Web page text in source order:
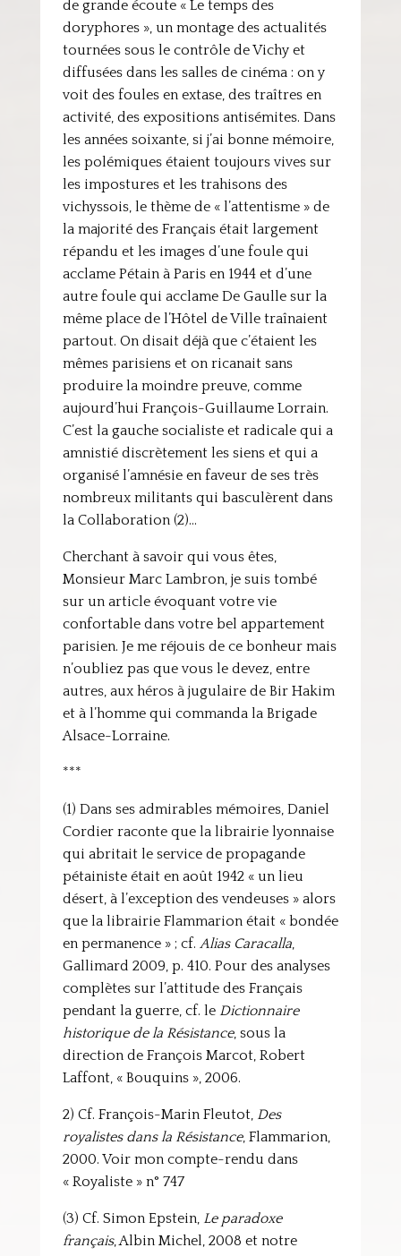
de grande écoute « Le temps des
doryphores », un montage des actualités
tournées sous le contrôle de Vichy et
diffusées dans les salles de cinéma : on y
voit des foules en extase, des traîtres en
activité, des expositions antisémites. Dans
les années soixante, si j’ai bonne mémoire,
les polémiques étaient toujours vives sur
les impostures et les trahisons des
vichyssois, le thème de « l’attentisme » de
la majorité des Français était largement
répandu et les images d’une foule qui
acclame Pétain à Paris en 1944 et d’une
autre foule qui acclame De Gaulle sur la
même place de l’Hôtel de Ville traînaient
partout. On disait déjà que c’étaient les
mêmes parisiens et on ricanait sans
produire la moindre preuve, comme
aujourd’hui François-Guillaume Lorrain.
C’est la gauche socialiste et radicale qui a
amnistié discrètement les siens et qui a
organisé l’amnésie en faveur de ses très
nombreux militants qui basculèrent dans
la Collaboration (2)…
Cherchant à savoir qui vous êtes,
Monsieur Marc Lambron, je suis tombé
sur un article évoquant votre vie
confortable dans votre bel appartement
parisien. Je me réjouis de ce bonheur mais
n’oubliez pas que vous le devez, entre
autres, aux héros à jugulaire de Bir Hakim
et à l’homme qui commanda la Brigade
Alsace-Lorraine.
***
(1) Dans ses admirables mémoires, Daniel
Cordier raconte que la librairie lyonnaise
qui abritait le service de propagande
pétainiste était en août 1942 « un lieu
désert, à l’exception des vendeuses » alors
que la librairie Flammarion était « bondée
en permanence » ; cf. Alias Caracalla,
Gallimard 2009, p. 410. Pour des analyses
complètes sur l’attitude des Français
pendant la guerre, cf. le Dictionnaire
historique de la Résistance, sous la
direction de François Marcot, Robert
Laffont, « Bouquins », 2006.
2) Cf. François-Marin Fleutot, Des
royalistes dans la Résistance, Flammarion,
2000. Voir mon compte-rendu dans
« Royaliste » n° 747
(3) Cf. Simon Epstein, Le paradoxe
français, Albin Michel, 2008 et notre